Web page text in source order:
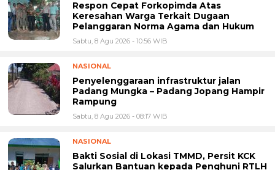
Respon Cepat Forkopimda Atas
Keresahan Warga Terkait Dugaan
Pelanggaran Norma Agama dan Hukum
Sabtu, 8 Agu 2026 - 10:56 WIB
NASIONAL
Penyelenggaraan infrastruktur jalan
Padang Mungka – Padang Jopang Hampir
Rampung
Sabtu, 8 Agu 2026 - 08:17 WIB
NASIONAL
Bakti Sosial di Lokasi TMMD, Persit KCK
Salurkan Bantuan kepada Penghuni RTLH